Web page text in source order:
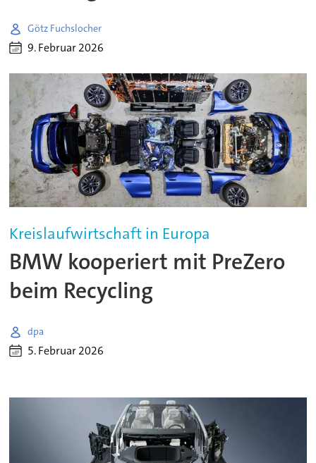
Götz Fuchslocher
9. Februar 2026
Kreislaufwirtschaft in Europa
BMW kooperiert mit PreZero
beim Recycling
dpa
5. Februar 2026